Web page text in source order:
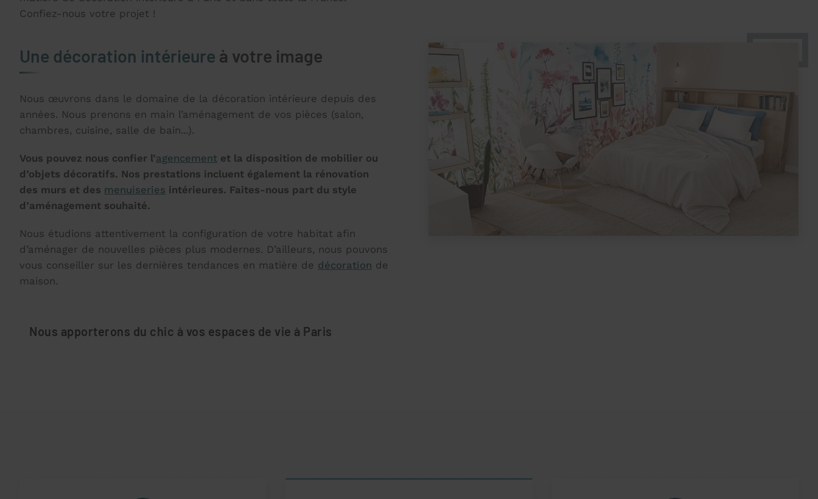
Confiez-nous votre projet !
Une décoration intérieure à votre image
Nous œuvrons dans le domaine de la décoration intérieure depuis des
années. Nous prenons en main l’aménagement de vos pièces (salon,
chambres, cuisine, salle de bain...).
Vous pouvez nous confier l’agencement et la disposition de mobilier ou
d’objets décoratifs. Nos prestations incluent également la rénovation
des murs et des menuiseries intérieures. Faites-nous part du style
d’aménagement souhaité.
Nous étudions attentivement la configuration de votre habitat afin
d’aménager de nouvelles pièces plus modernes. D’ailleurs, nous pouvons
vous conseiller sur les dernières tendances en matière de décoration de
maison.
Nous apporterons du chic à vos espaces de vie à Paris